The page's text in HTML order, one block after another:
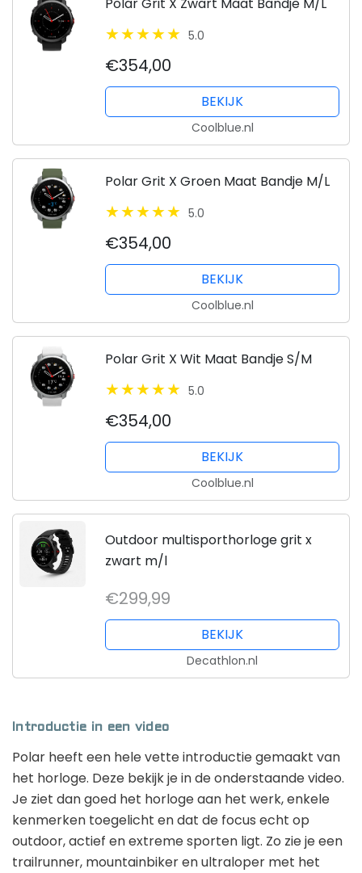
Polar Grit X Zwart Maat Bandje M/L
5.0
€354,00
BEKIJK
Coolblue.nl
Polar Grit X Groen Maat Bandje M/L
5.0
€354,00
BEKIJK
Coolblue.nl
Polar Grit X Wit Maat Bandje S/M
5.0
€354,00
BEKIJK
Coolblue.nl
Outdoor multisporthorloge grit x
zwart m/l
€299,99
BEKIJK
Decathlon.nl
Introductie in een video
Polar heeft een hele vette introductie gemaakt van
het horloge. Deze bekijk je in de onderstaande video.
Je ziet dan goed het horloge aan het werk, enkele
kenmerken toegelicht en dat de focus echt op
outdoor, actief en extreme sporten ligt. Zo zie je een
trailrunner, mountainbiker en ultraloper met het